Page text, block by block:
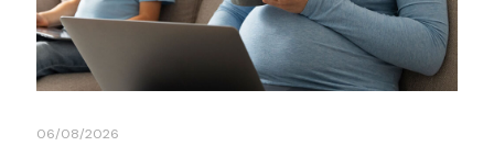
06/08/2026